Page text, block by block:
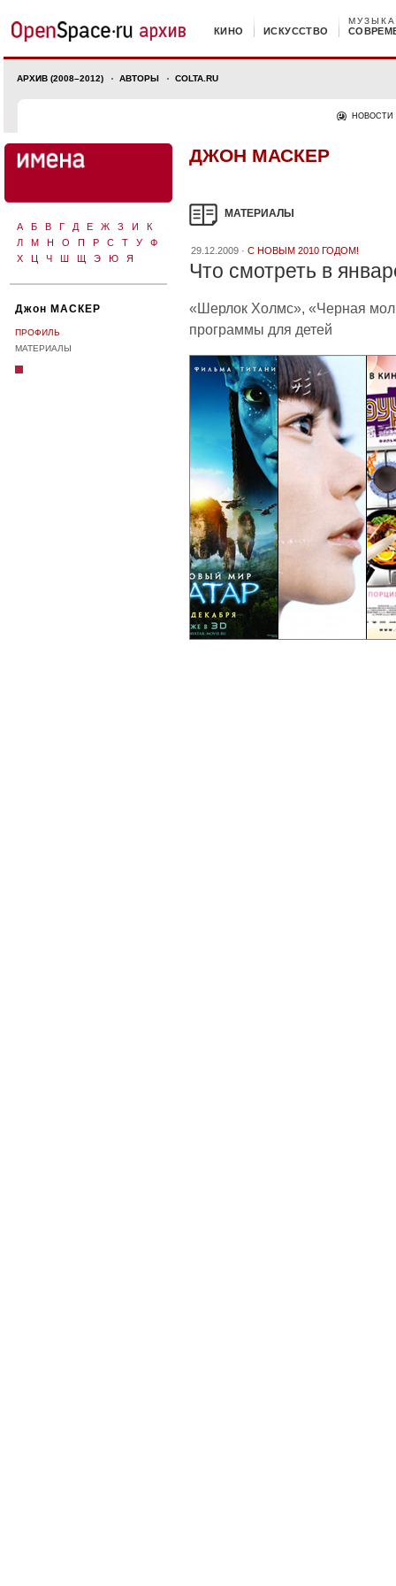
КИНО ИСКУССТВО
МУЗЫКА
АРХИВ (2008–2012) АВТОРЫ COLTA.RU
НОВОСТИ
А Б В Г Д Е Ж З И
К
Л
М Н О П Р С Т У
Ф
Х
Ц Ч Ш Щ Э Ю Я
Джон МАСКЕР
ПРОФИЛЬ
МАТЕРИАЛЫ
ДЖОН МАСКЕР
МАТЕРИАЛЫ
29.12.2009 · С НОВЫМ 2010 ГОДОМ!
Что смотреть в
«Шерлок Холмс», «Черная
программы для детей